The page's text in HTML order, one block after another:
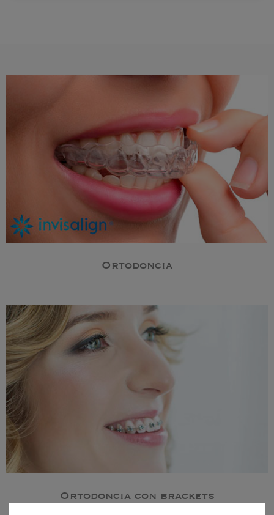
Ortodoncia
Ortodoncia con brackets